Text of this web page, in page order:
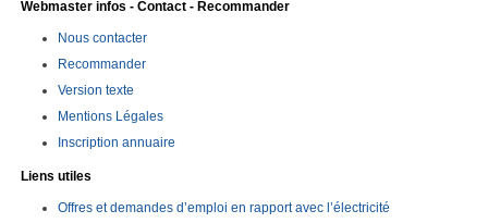
Webmaster infos - Contact - Recommander
Nous contacter
Recommander
Version texte
Mentions Légales
Inscription annuaire
Liens utiles
Offres et demandes d’emploi en rapport avec l’électricité